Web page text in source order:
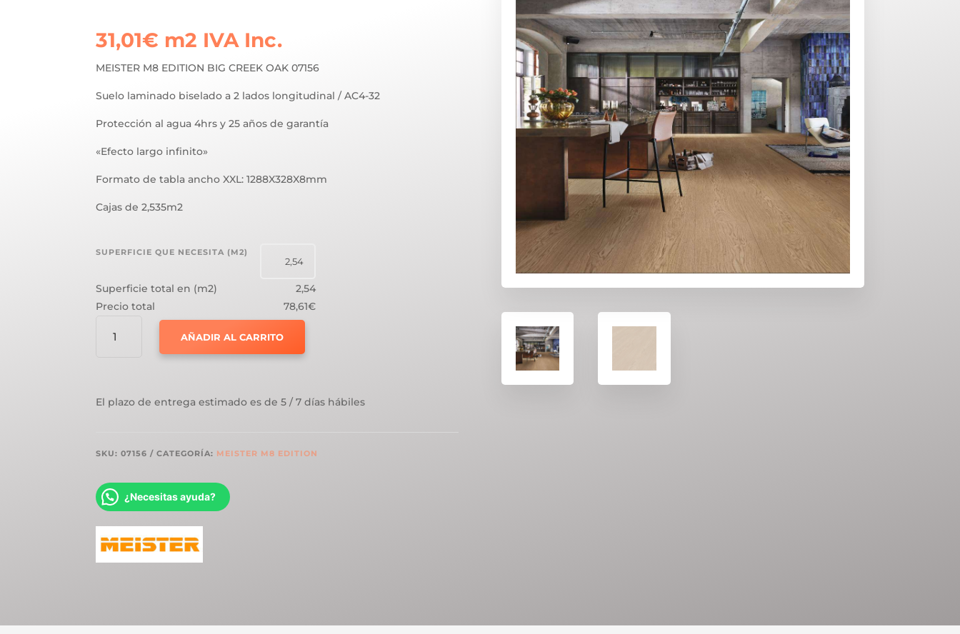
31,01€ m2 IVA Inc.
MEISTER M8 EDITION BIG CREEK OAK 07156
Suelo laminado biselado a 2 lados longitudinal / AC4-32
Protección al agua 4hrs y 25 años de garantía
«Efecto largo infinito»
Formato de tabla ancho XXL: 1288X328X8mm
Cajas de 2,535m2
SUPERFICIE QUE NECESITA (M2)
Superficie total en (m2)
2,54
Precio total
78,61€
OAK
AÑADIR AL CARRITO
El plazo de entrega estimado es de 5 / 7 días hábiles
SKU:07156 CATEGORÍA: MEISTER M8 EDITION
¿Necesitas ayuda?